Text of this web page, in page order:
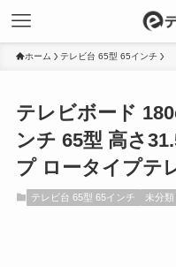
ホーム テレビ台 65型 65インチ
テレビボード
ンチ 65型 高さ
プ ロータイプテ
テレビ台 65型 65インチ 未分類